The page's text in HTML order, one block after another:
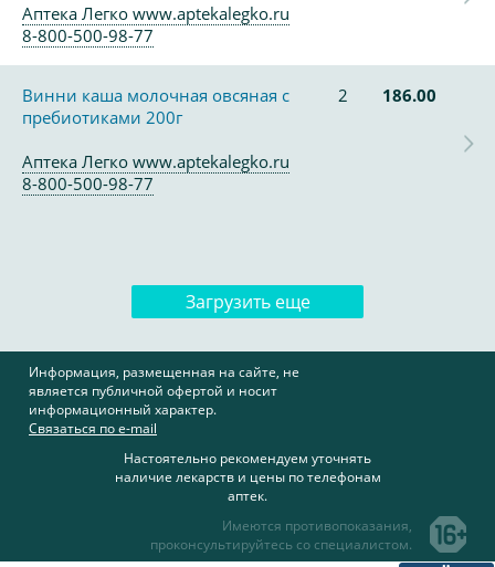
Аптека Легко www.aptekalegko.ru
8-800-500-98-77
Винни каша молочная овсяная с
пребиотиками 200г
2 186.00
Аптека Легко www.aptekalegko.ru
8-800-500-98-77
Загрузить еще
Информация, размещенная на сайте, не
является публичной офертой и носит
информационный характер.
Связаться по e-mail
Настоятельно рекомендуем уточнять
наличие лекарств и цены по телефонам
аптек.
Имеются противопоказания,
проконсультируйтесь со специалистом.